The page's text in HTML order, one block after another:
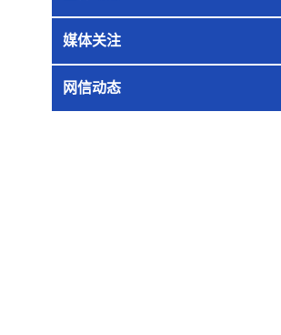
媒体关注
网信动态